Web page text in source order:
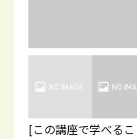
[この講座で学べる